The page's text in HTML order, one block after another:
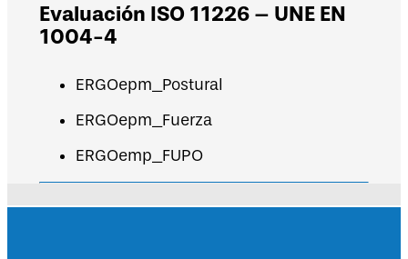
Evaluación ISO 11226 – UNE EN
1004-4
ERGOepm_Postural
ERGOepm_Fuerza
ERGOemp_FUPO